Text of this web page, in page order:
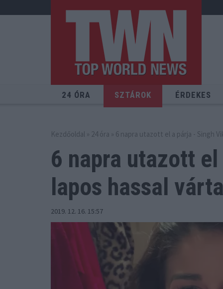
24 ÓRA SZTÁROK ÉRDEKES
Kezdőoldal » 24 óra » 6 napra utazott el a párja - Singh
6 napra utazott
lapos hassal
2019. 12. 16. 15:57